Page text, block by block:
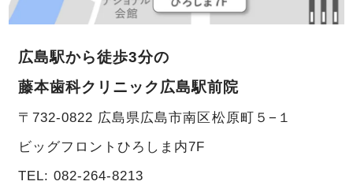
広島駅から徒歩3分の
藤本歯科クリニック広島駅前院
〒732-0822 広島県広島市南区松原町５−１
ビッグフロントひろしま内7F
TEL: 082-264-8213